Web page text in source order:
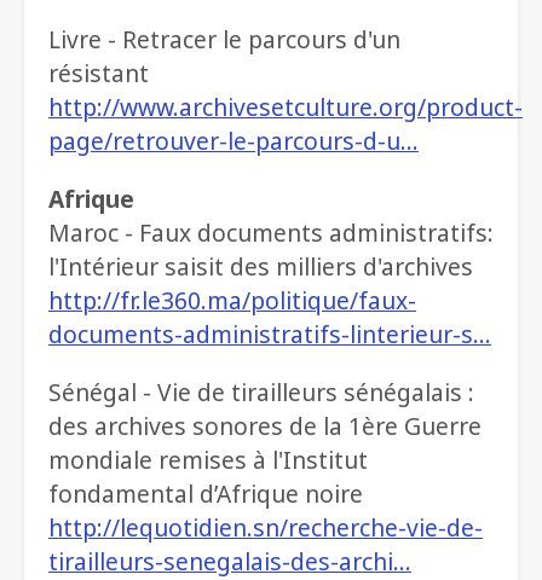
Livre - Retracer le parcours d'un
résistant
http://www.archivesetculture.org/product-
page/retrouver-le-parcours-d-u…
Afrique
Maroc - Faux documents administratifs:
l'Intérieur saisit des milliers d'archives
http://fr.le360.ma/politique/faux-
documents-administratifs-linterieur-s…
Sénégal - Vie de tirailleurs sénégalais :
des archives sonores de la 1ère Guerre
mondiale remises à l'Institut
fondamental d’Afrique noire
http://lequotidien.sn/recherche-vie-de-
tirailleurs-senegalais-des-archi…